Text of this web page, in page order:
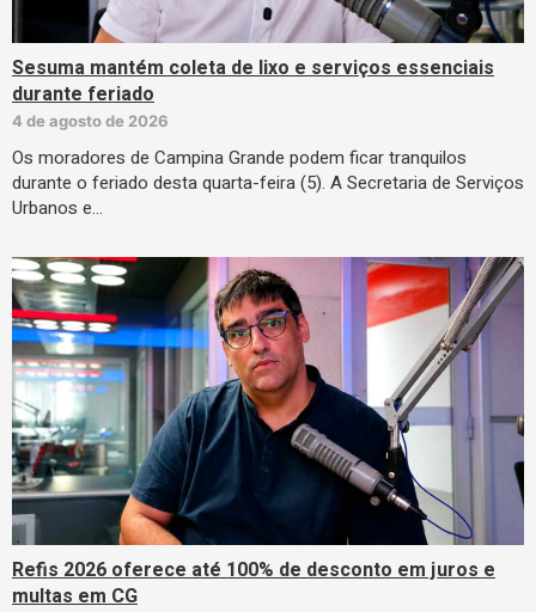
Sesuma mantém coleta de lixo e serviços essenciais
durante feriado
4 de agosto de 2026
Os moradores de Campina Grande podem ficar tranquilos
durante o feriado desta quarta-feira (5). A Secretaria de Serviços
Urbanos e…
Refis 2026 oferece até 100% de desconto em juros e
multas em CG